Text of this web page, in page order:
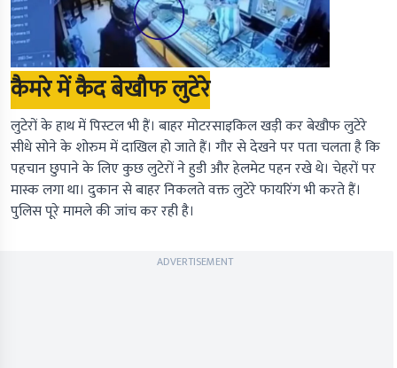
कैमरे में कैद बेखौफ लुटेरे
लुटेरों के हाथ में पिस्टल भी हैं। बाहर मोटरसाइकिल खड़ी कर बेखौफ लुटेरे
सीधे सोने के शोरुम में दाखिल हो जाते हैं। गौर से देखने पर पता चलता है कि
पहचान छुपाने के लिए कुछ लुटेरों ने हुडी और हेलमेट पहन रखे थे। चेहरों पर
मास्क लगा था। दुकान से बाहर निकलते वक्त लुटेरे फायरिंग भी करते हैं।
पुलिस पूरे मामले की जांच कर रही है।
ADVERTISEMENT